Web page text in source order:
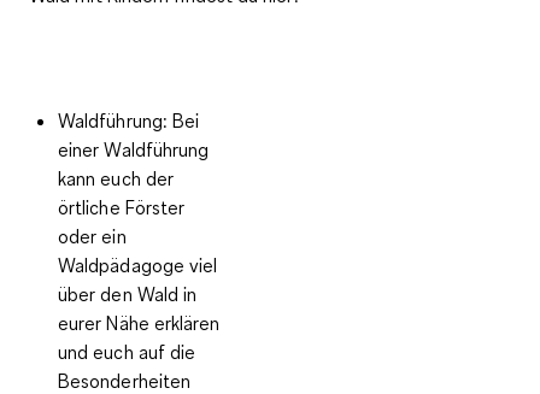
Waldführung: Bei
einer Waldführung
kann euch der
örtliche Förster
oder ein
Waldpädagoge viel
über den Wald in
eurer Nähe erklären
und euch auf die
Besonderheiten